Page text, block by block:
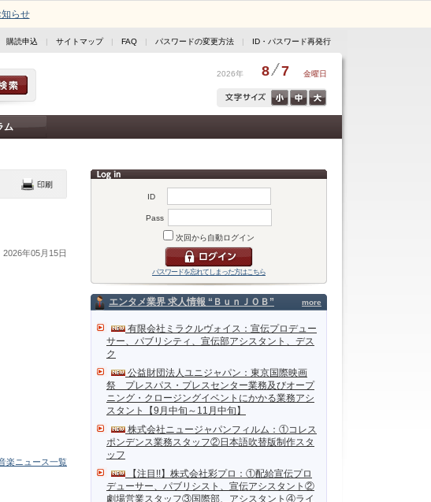
らせ
購読申込 | サイトマップ| FAQ | パスワードの変更方法 | ID・パスワード再発行
2026年 8 7 金曜日
ム
ID
Pass
次回から自動ログイン
パスワードを忘れてしまった方はこちら
more
エンタメ業界 求人情報 “ＢｕｎＪＯＢ”
有限会社ミラクルヴォイス：宣伝プロデュー
サー、パブリシティ、宣伝部アシスタント、デス
ク
公益財団法人ユニジャパン：東京国際映画
祭 プレスパス・プレスセンター業務及びオープ
ニング・クロージングイベントにかかる業務アシ
スタント【9月中旬～11月中旬】
株式会社ニュージャパンフィルム：①コレス
ポンデンス業務スタッフ②日本語吹替版制作スタ
ッフ
【注目!!】株式会社彩プロ：①配給宣伝プロ
デューサー、パブリシスト、宣伝アシスタント②
劇場営業スタッフ③国際部、アシスタント④ライ
2026年05月15日
楽ニュース一覧